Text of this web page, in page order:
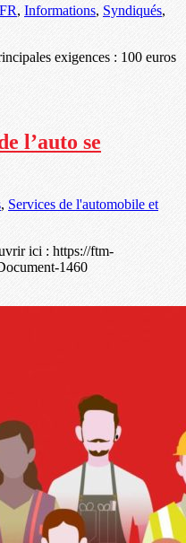
, Informations, Syndiqués,
exigences : 100 euros
l’auto se
, Services de l'automobile et
ici : https://ftm-
1460